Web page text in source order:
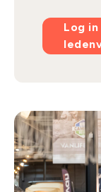
Log